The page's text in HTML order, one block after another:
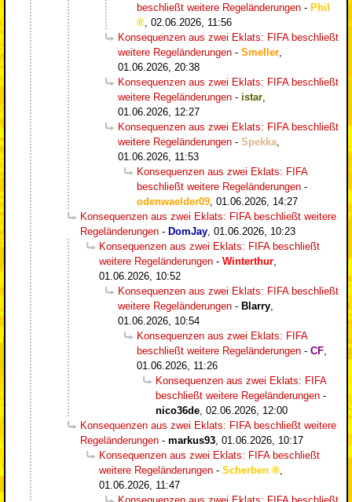
beschließt weitere Regeländerungen - Phil
, 02.06.2026, 11:56
Konsequenzen aus zwei Eklats: FIFA beschließt
weitere Regeländerungen - Smeller,
01.06.2026, 20:38
Konsequenzen aus zwei Eklats: FIFA beschließt
weitere Regeländerungen - istar,
01.06.2026, 12:27
Konsequenzen aus zwei Eklats: FIFA beschließt
weitere Regeländerungen - Spekka,
01.06.2026, 11:53
Konsequenzen aus zwei Eklats: FIFA
beschließt weitere Regeländerungen -
odenwaelder09, 01.06.2026, 14:27
Konsequenzen aus zwei Eklats: FIFA beschließt weitere
Regeländerungen - DomJay, 01.06.2026, 10:23
Konsequenzen aus zwei Eklats: FIFA beschließt
weitere Regeländerungen - Winterthur,
01.06.2026, 10:52
Konsequenzen aus zwei Eklats: FIFA beschließt
weitere Regeländerungen - Blarry,
01.06.2026, 10:54
Konsequenzen aus zwei Eklats: FIFA
beschließt weitere Regeländerungen - CF,
01.06.2026, 11:26
Konsequenzen aus zwei Eklats: FIFA
beschließt weitere Regeländerungen -
nico36de, 02.06.2026, 12:00
Konsequenzen aus zwei Eklats: FIFA beschließt weitere
Regeländerungen - markus93, 01.06.2026, 10:17
Konsequenzen aus zwei Eklats: FIFA beschließt
weitere Regeländerungen - Scherben
,
01.06.2026, 11:47